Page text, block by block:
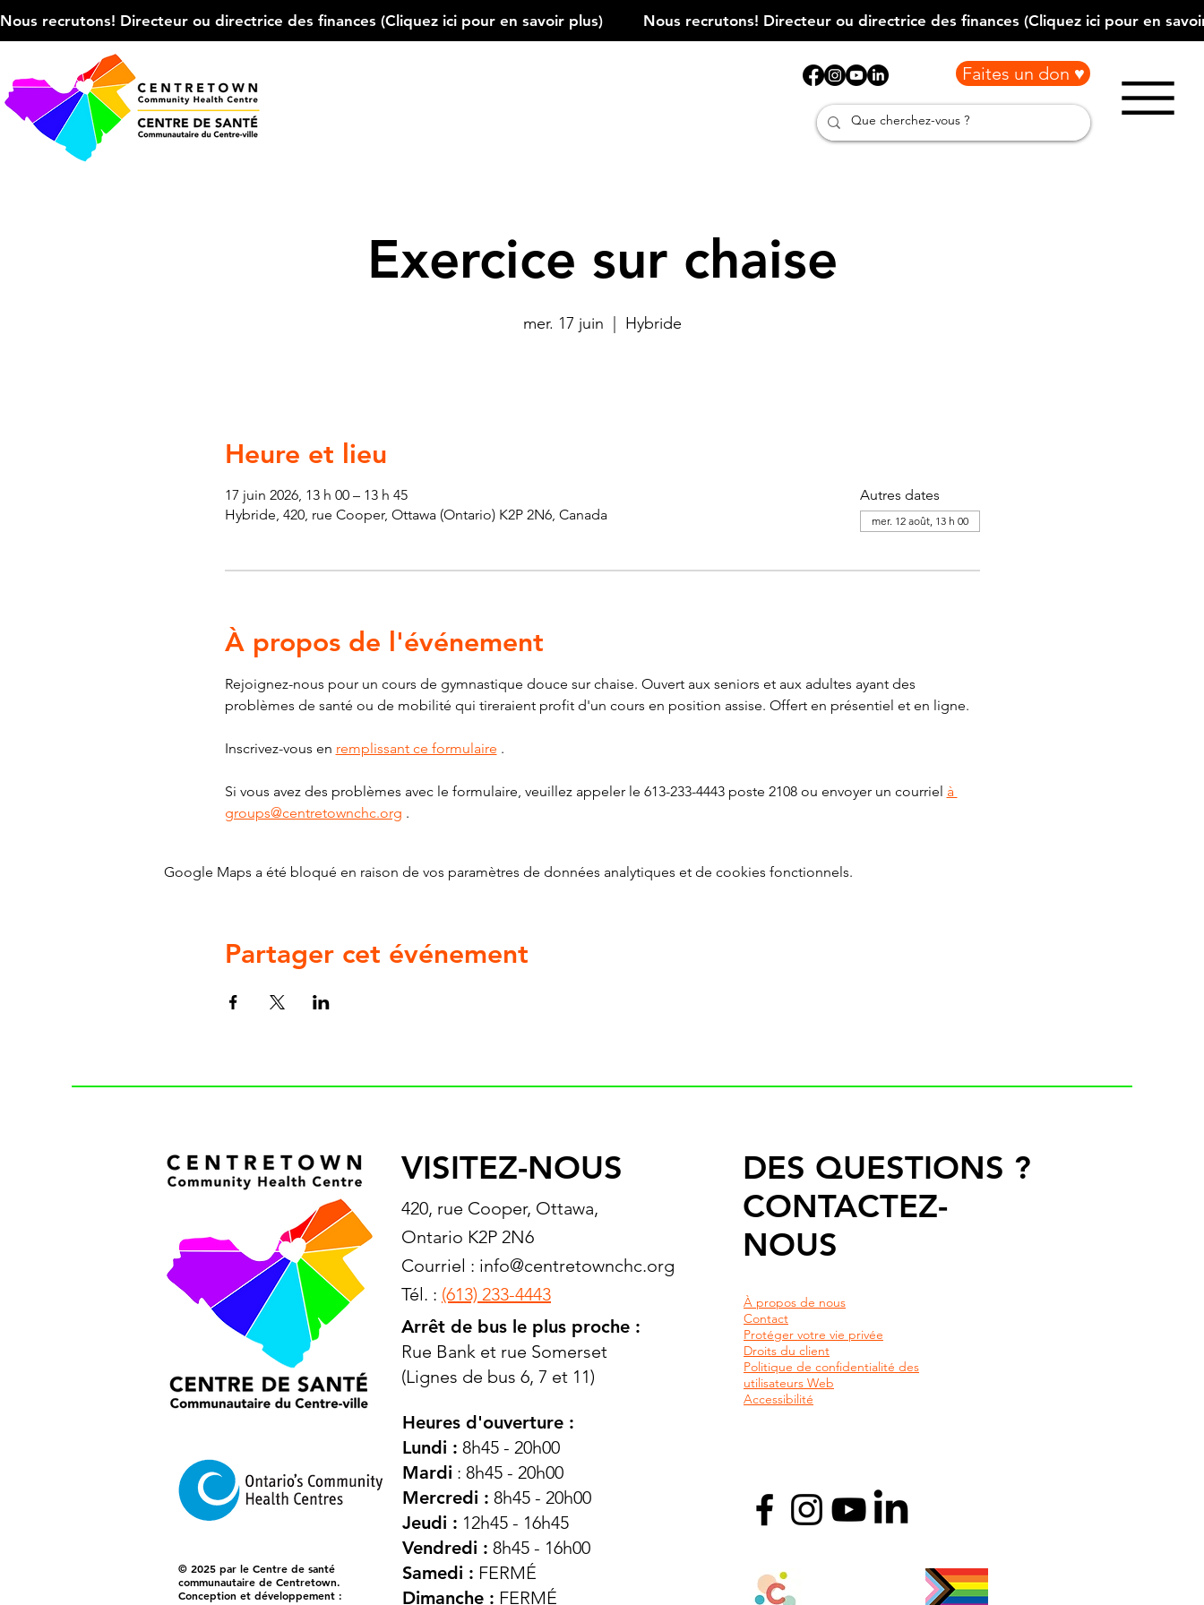
Nous recrutons! Directeur ou directrice des finances (Cliquez ici pour en savoir plus)
Faites un don ♥
Exercice sur chaise
mer. 17 juin Hybride
Heure et lieu
17 juin 2026, 13 h 00 – 13 h 45
Hybride, 420, rue Cooper, Ottawa (Ontario) K2P 2N6, Canada
Autres dates
mer. 12 août, 13 h 00
À propos de l'événement
Rejoignez-nous pour un cours de gymnastique douce sur chaise. Ouvert aux seniors et aux adultes ayant des
problèmes de santé ou de mobilité qui tireraient profit d'un cours en position assise. Offert en présentiel et en ligne.
Inscrivez-vous en remplissant ce formulaire .
Si vous avez des problèmes avec le formulaire, veuillez appeler le 613-233-4443 poste 2108 ou envoyer un courriel à
groups@centretownchc.org .
Google Maps a été bloqué en raison de vos paramètres de données analytiques et de cookies fonctionnels.
Partager cet événement
© 2025 par le Centre de santé
communautaire de Centretown.
Conception et développement :
VISITEZ-NOUS
420, rue Cooper, Ottawa,
Ontario K2P 2N6
Courriel : info@centretownchc.org
Tél. : (613) 233-4443
Arrêt de bus le plus proche :
Rue Bank et rue Somerset
(Lignes de bus 6, 7 et 11)
Heures d'ouverture :
Lundi : 8h45 - 20h00
Mardi : 8h45 - 20h00
Mercredi : 8h45 - 20h00
Jeudi : 12h45 - 16h45
Vendredi : 8h45 - 16h00
Samedi : FERMÉ
Dimanche : FERMÉ
DES QUESTIONS ?
CONTACTEZ-
NOUS
À propos de nous
Contact
Protéger votre vie privée
Droits du client
Politique de confidentialité des
utilisateurs Web
Accessibilité